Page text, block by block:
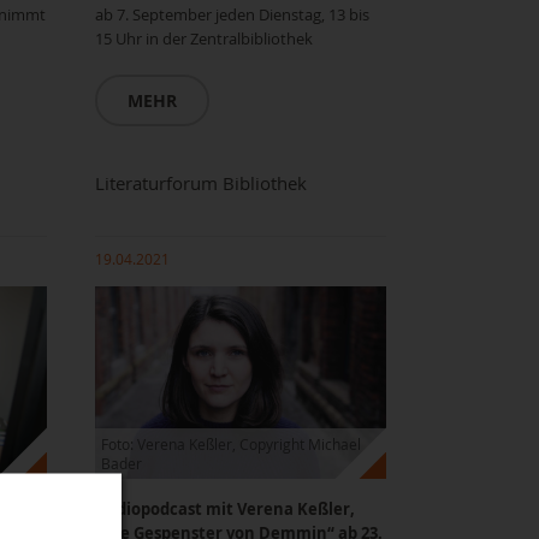
ab 7. September jeden Dienstag, 13 bis
15 Uhr in der Zentralbibliothek
MEHR
Literaturforum Bibliothek
19.04.2021
Foto: Verena Keßler, Copyright Michael
Bader
Audiopodcast mit Verena Keßler,
„Die Gespenster von Demmin“ ab 23.